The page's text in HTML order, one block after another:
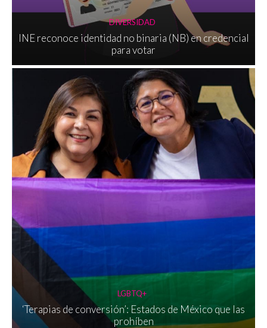
DIVERSIDAD
INE reconoce identidad no binaria (NB) en credencial
para votar
LGBTQ+
‘Terapias de conversión’: Estados de México que las
prohíben